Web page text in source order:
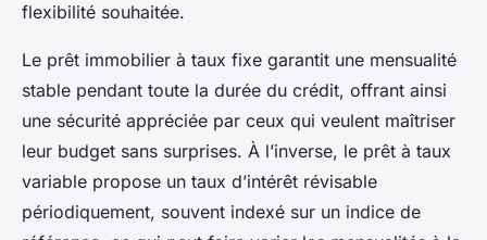
flexibilité souhaitée.
Le prêt immobilier à taux fixe garantit une mensualité
stable pendant toute la durée du crédit, offrant ainsi
une sécurité appréciée par ceux qui veulent maîtriser
leur budget sans surprises. À l’inverse, le prêt à taux
variable propose un taux d’intérêt révisable
périodiquement, souvent indexé sur un indice de